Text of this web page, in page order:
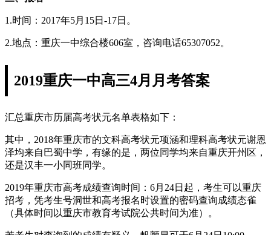
1.时间：2017年5月15日-17日。
2.地点：重庆一中综合楼606室，咨询电话65307052。
2019重庆一中高三4月月考答案
汇总重庆市历届高考状元名单表格如下：
其中，2018年重庆市的文科高考状元项涵和理科高考状元谢恩
泽均来自巴蜀中学，有缘的是，两位同学均来自重庆开州区，
还是汉丰一小同班同学。
2019年重庆市高考成绩查询时间：6月24日起，考生可以重庆
招考，凭考生号洞世和高考报名时设置的密码查询成绩态雀
（具体时间以重庆市教育考试院公共时间为准）。